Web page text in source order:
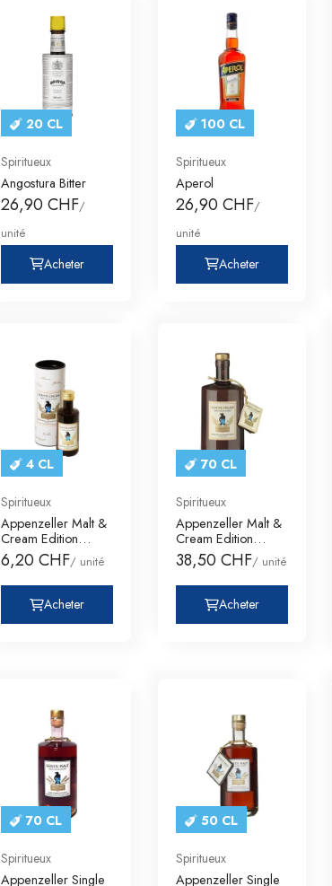
20 CL
Spiritueux
Angostura Bitter
26,90 CHF/
unité
Acheter
100 CL
Spiritueux
Aperol
26,90 CHF/
unité
Acheter
4 CL
Spiritueux
Appenzeller Malt &
Cream Edition
Marwees
6,20 CHF/ unité
Acheter
70 CL
Spiritueux
Appenzeller Malt &
Cream Edition
Marwees
38,50 CHF/ unité
Acheter
70 CL
Spiritueux
Appenzeller Single
50 CL
Spiritueux
Appenzeller Single